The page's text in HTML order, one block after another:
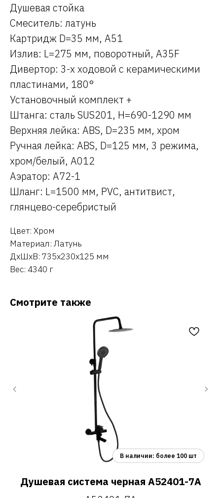
Душевая стойка
Смеситель: латунь
Картридж D=35 мм, A51
Излив: L=275 мм, поворотный, A35F
Дивертор: 3-х ходовой с керамическими
пластинами, 180°
Установочный комплект +
Штанга: сталь SUS201, H=690-1290 мм
Верхняя лейка: ABS, D=235 мм, хром
Ручная лейка: ABS, D=125 мм, 3 режима,
хром/белый, A012
Аэратор: A72-1
Шланг: L=1500 мм, PVC, антитвист,
глянцево-серебристый
Цвет: Хром
Материал: Латунь
ДxШxВ: 735x230x125 мм
Вес: 4340 г
Смотрите также
Душевая система черная A52401-7A